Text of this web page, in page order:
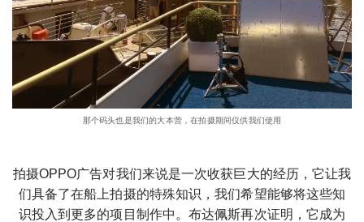
那个码头也是我们的大本营，在拍摄期间仅供我们使用
拍摄OPPO广告对我们来说是一次收获巨大的经历，它让我
们具备了在船上拍摄的特殊知识，我们希望能够将这些知
识投入到更多的项目制作中。布达佩斯再次证明，它成为